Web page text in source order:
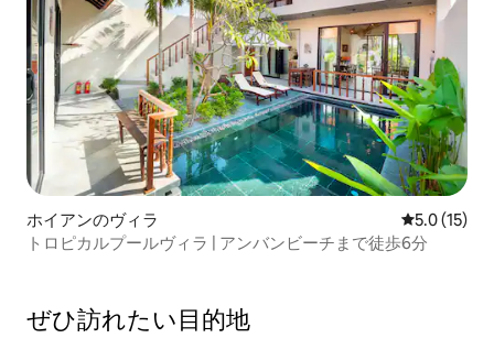
ホイアンのヴィラ レビュー15
5.0 (15)
トロピカルプールヴィラ | アンバンビーチまで徒歩6分
ぜひ訪⁠れ⁠た⁠い目⁠的⁠地